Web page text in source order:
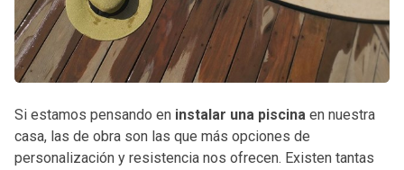
Si estamos pensando en instalar una piscina en nuestra
casa, las de obra son las que más opciones de
personalización y resistencia nos ofrecen. Existen tantas